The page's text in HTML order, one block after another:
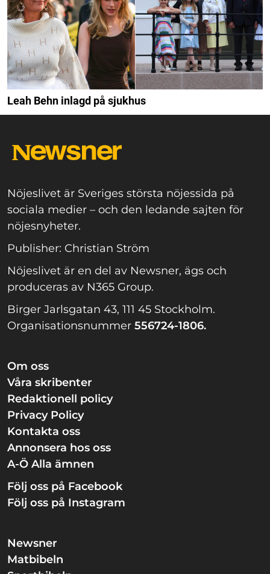
Leah Behn inlagd på sjukhus
Nöjeslivet är Sveriges största nöjessida på
sociala medier – och den ledande sajten för
nöjesnyheter.
Publisher: Christian Ström
Nöjeslivet är en del av Newsner, ägs och
produceras av N365 Group.
Birger Jarlsgatan 43, 111 45 Stockholm.
Organisationsnummer 556724-1806.
Om oss
Våra skribenter
Redaktionell policy
Privacy Policy
Kontakta oss
Annonsera hos oss
A-Ö Alla ämnen
Följ oss på Facebook
Följ oss på Instagram
Newsner
Matbibeln